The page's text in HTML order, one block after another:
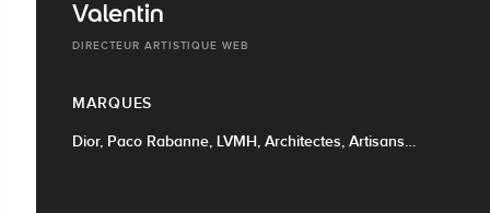
Valentin
DIRECTEUR ARTISTIQUE WEB
MARQUES
Dior, Paco Rabanne, LVMH, Architectes, Artisans…